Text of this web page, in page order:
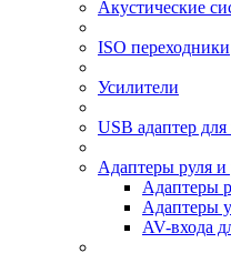
Акустические
ISO переходники
Усилители
USB адаптер
Адаптеры руля и
Адаптеры
Адаптеры
AV-входа